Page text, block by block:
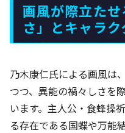
画風が際立た
さ」とキャラ
乃木康仁氏による画風は
つつ、異能の禍々しさを
います。主人公・食蜂操
る存在である国蝶や万能